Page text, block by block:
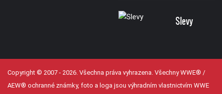
Slevy
Copyright © 2007 - 2026. Všechna práva vyhrazena. Všechny WWE® /
AEW® ochranné známky, foto a loga jsou výhradním vlastnictvím WWE